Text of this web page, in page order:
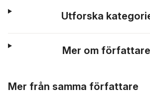
Utforska
Mer om
Mer från samma författare